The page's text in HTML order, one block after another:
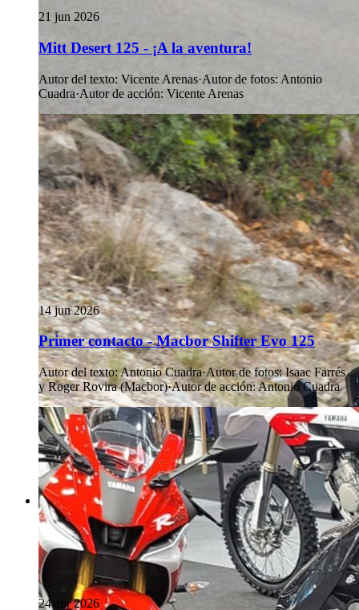
21 jun 2026
Mitt Desert 125 - ¡A la aventura!
Autor del texto: Vicente Arenas·Autor de fotos: Antonio
Cuadra·Autor de acción: Vicente Arenas
14 jun 2026
Primer contacto - Macbor Shifter Evo 125
Autor del texto:Antonio Cuadra·Autor de fotos: Isaac Farrés
y Roger Rovira (Macbor)·Autor de acción:Antonio Cuadra
24 abr 2026